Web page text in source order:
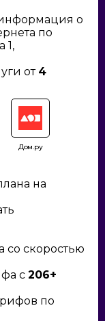
о
по
1,
от 4
Дом.ру
на
со скоростью
с 206+
по